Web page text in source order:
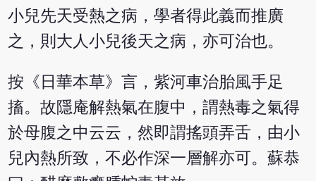
小兒先天受熱之病，學者得此義而推廣
之，則大人小兒後天之病，亦可治也。
按《日華本草》言，紫河車治胎風手足
搐。故隱庵解熱氣在腹中，謂熱毒之氣得
於母腹之中云云，然即謂搖頭弄舌，由小
兒內熱所致，不必作深一層解亦可。蘇恭